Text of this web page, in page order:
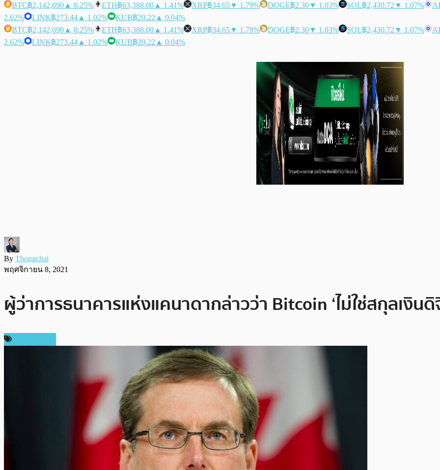
BTC฿2,142,690 ▲ 0.25% ETH฿63,388.00 ▲ 1.41% XRP฿34.65▼ 1.79% DOGE฿2.30▼ 1.03% SOL฿2,430.72 ▼ 1.07%
2.62%
LINK฿273.44 ▲ 1.02% KUB฿20.22 ▲ 0.04%
BTC฿2,142,690 ▲ 0.25% ETH฿63,388.00 ▲ 1.41% XRP฿34.65▼ 1.79% DOGE฿2.30▼ 1.03% SOL฿2,430.72 ▼ 1.07%
2.62%
LINK฿273.44 ▲ 1.02% KUB฿20.22 ▲ 0.04%
By Thongchai
พฤศจิกายน 8, 2021
ผู้ว่าการธนาคารแห่งแคนาดากล่าวว่า Bitcoin ‘ไม่ใช่สกุลเงินดิ